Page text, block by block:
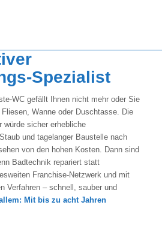
Spezialist
WC gefällt Ihnen nicht mehr oder Sie
Wanne oder Duschtasse. Die
würde sicher erhebliche
und tagelanger Baustelle nach
von den hohen Kosten. Dann sind
Badtechnik repariert statt
Franchise-Netzwerk und mit
Verfahren – schnell, sauber und
Mit bis zu acht Jahren